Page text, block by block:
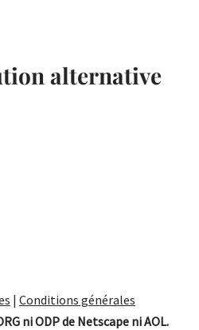
alternative
| Conditions générales
ni ODP de Netscape ni AOL.